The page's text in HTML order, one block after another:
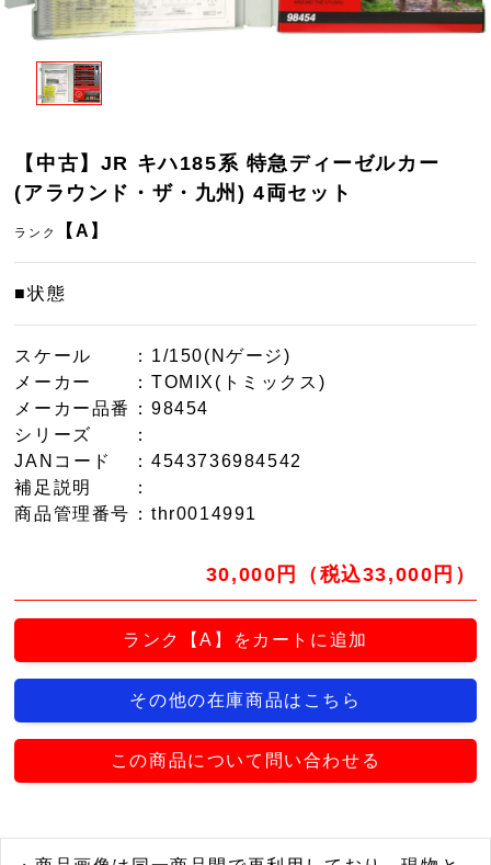
【中古】JR キハ185系 特急ディーゼルカー
(アラウンド・ザ・九州) 4両セット
ランク 【A】
■状態
スケール
：1/150(Nゲージ)
メーカー
：TOMIX(トミックス)
メーカー品番
：98454
シリーズ
：
JANコード
：4543736984542
補足説明
：
商品管理番号 ：thr0014991
30,000円（税込33,000円）
ランク【A】をカートに追加
その他の在庫商品はこちら
この商品について問い合わせる